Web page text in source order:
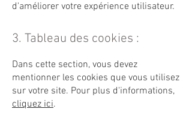
d'améliorer votre expérience utilisateur.
3. Tableau des cookies :
Dans cette section, vous devez
mentionner les cookies que vous utilisez
sur votre site. Pour plus d'informations,
cliquez ici.